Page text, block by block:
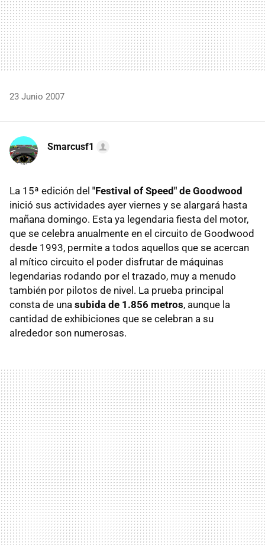
23 Junio 2007
Smarcusf1
La 15ª edición del "Festival of Speed" de Goodwood
inició sus actividades ayer viernes y se alargará hasta
mañana domingo. Esta ya legendaria fiesta del motor,
que se celebra anualmente en el circuito de Goodwood
desde 1993, permite a todos aquellos que se acercan
al mítico circuito el poder disfrutar de máquinas
legendarias rodando por el trazado, muy a menudo
también por pilotos de nivel. La prueba principal
consta de una subida de 1.856 metros, aunque la
cantidad de exhibiciones que se celebran a su
alrededor son numerosas.